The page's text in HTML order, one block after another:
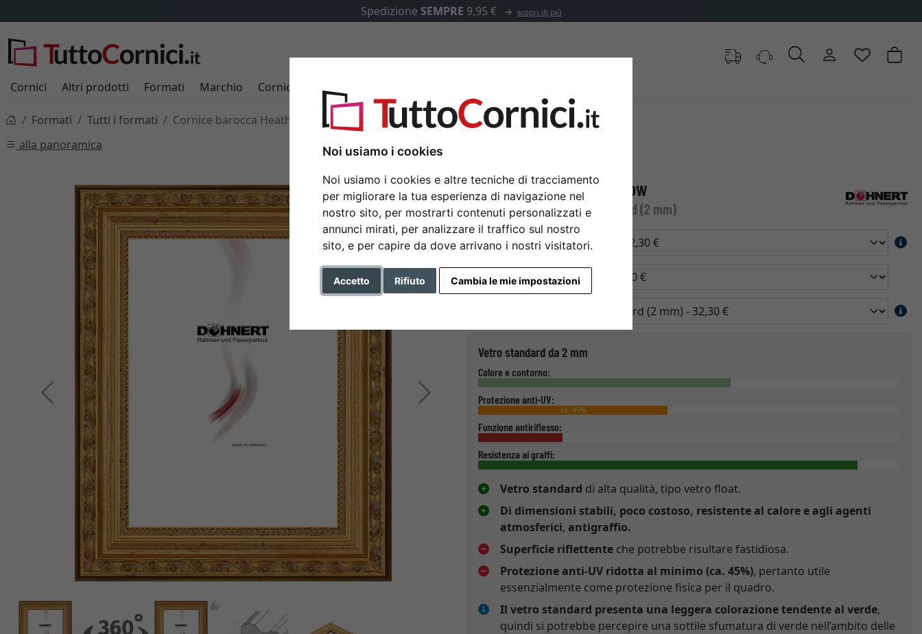
Noi usiamo i cookies
Noi usiamo i cookies e altre tecniche di tracciamento
per migliorare la tua esperienza di navigazione nel
nostro sito, per mostrarti contenuti personalizzati e
annunci mirati, per analizzare il traffico sul nostro
sito, e per capire da dove arrivano i nostri visitatori.
Accetto Rifiuto Cambia le mie impostazioni
Spedizione SEMPRE 9,95 € scopri di più
Cornici Altri prodotti Formati Marchio Cornici su misura
Formati Tutti i formati
Cornice barocca Heathrow
alla panoramica
Indietro Avanti
Cornice barocca Heathrow
15x15 cm | dorato | Vetro standard (2 mm)
Formato
Colore
Vetro standard da 2 mm
Colore e contorno:
Protezione anti-UV:
ca. 45%
Funzione antiriflesso:
Resistenza ai graffi:
Vetro standard di alta qualità, tipo vetro float.
Di dimensioni stabili, poco costoso, resistente al calore e agli agenti
atmosferici, antigraffio.
Superficie riflettente che potrebbe risultare fastidiosa.
Protezione anti-UV ridotta al minimo (ca. 45%), pertanto utile
essenzialmente come protezione fisica per il quadro.
Il vetro standard presenta una leggera colorazione tendente al verde,
quindi si potrebbe percepire una sottile sfumatura di verde nell’ambito delle